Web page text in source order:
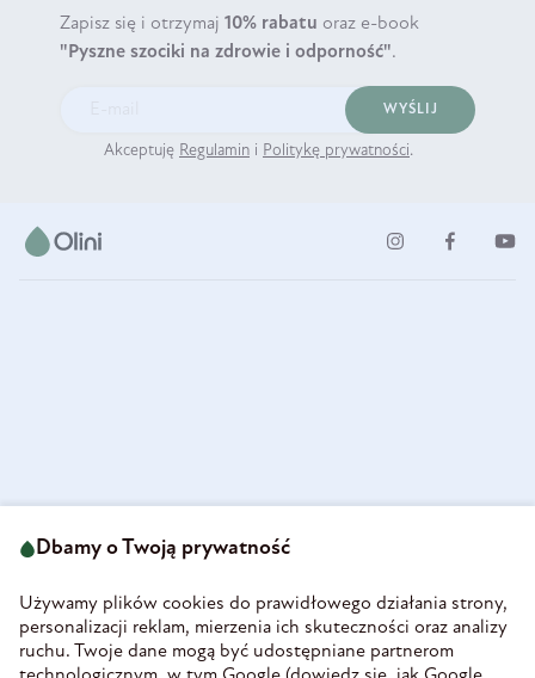
Zapisz się i otrzymaj 10% rabatu oraz e-book
"Pyszne szociki na zdrowie i odporność".
WYŚLIJ
Akceptuję Regulamin i Politykę prywatności.
58-160 Świebodzice
REGON 890213034
INFORMACJE
Dbamy o Twoją prywatność
Używamy plików cookies do prawidłowego działania strony,
personalizacji reklam, mierzenia ich skuteczności oraz analizy
ruchu. Twoje dane mogą być udostępniane partnerom